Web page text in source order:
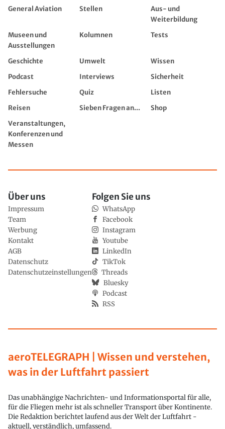
General Aviation
Stellen
Aus- und
Weiterbildung
Museen und
Ausstellungen
Kolumnen Tests
Geschichte Umwelt
Wissen
Podcast
Interviews
Sicherheit
Fehlersuche
Quiz
Listen
Reisen
Sieben Fragen an...
Shop
Veranstaltungen,
Konferenzen und
Messen
aeroTELEGRAPH | Wissen und verstehen,
was in der Luftfahrt passiert
Das unabhängige Nachrichten- und Informationsportal für alle,
für die Fliegen mehr ist als schneller Transport über Kontinente.
Die Redaktion berichtet laufend aus der Welt der Luftfahrt -
aktuell, verständlich, umfassend.
Über uns
Impressum
Team
Werbung
Kontakt
AGB
Datenschutz
Datenschutzeinstellungen
Folgen Sie uns
WhatsApp
Facebook
Instagram
Youtube
LinkedIn
TikTok
Threads
Bluesky
Podcast
RSS